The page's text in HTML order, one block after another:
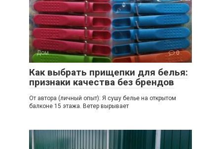
Дом 0
Как выбрать прищепки для белья:
признаки качества без брендов
От автора (личный опыт): Я сушу белье на открытом
балконе 15 этажа. Ветер вырывает